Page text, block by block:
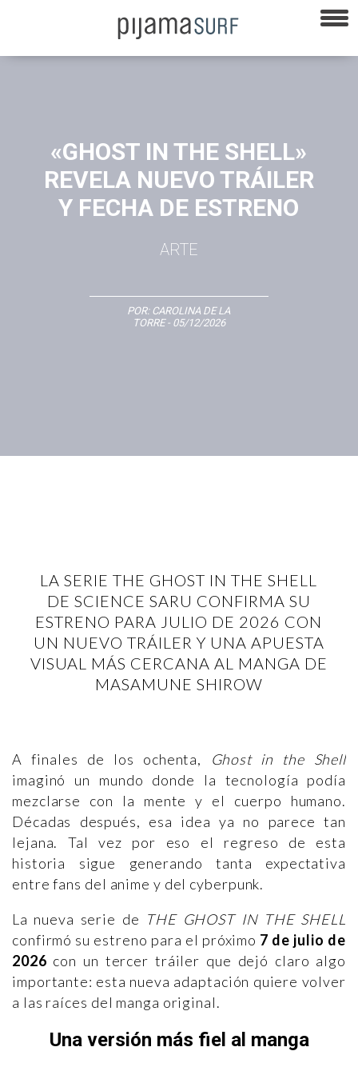
«GHOST IN THE SHELL»
REVELA NUEVO TRÁILER
Y FECHA DE ESTRENO
ARTE
POR: CAROLINA DE LA
TORRE- 05/12/2026
LA SERIE THE GHOST IN THE SHELL
DE SCIENCE SARU CONFIRMA SU
ESTRENO PARA JULIO DE 2026 CON
UN NUEVO TRÁILER Y UNA APUESTA
VISUAL MÁS CERCANA AL MANGA DE
MASAMUNE SHIROW
A finales de los ochenta,
Ghost in the Shell
imaginó un mundo donde la tecnología podía
mezclarse con la mente y el cuerpo humano.
Décadas después, esa idea ya no parece tan
lejana. Tal vez por eso el regreso de esta
historia sigue generando tanta expectativa
entre fans del anime y del cyberpunk.
La nueva serie de THE GHOST IN THE SHELL
confirmó su estreno para el próximo 7 de julio de
2026 con un tercer tráiler que dejó claro algo
importante: esta nueva adaptación quiere volver
a las raíces del manga original.
Una versión más fiel al manga